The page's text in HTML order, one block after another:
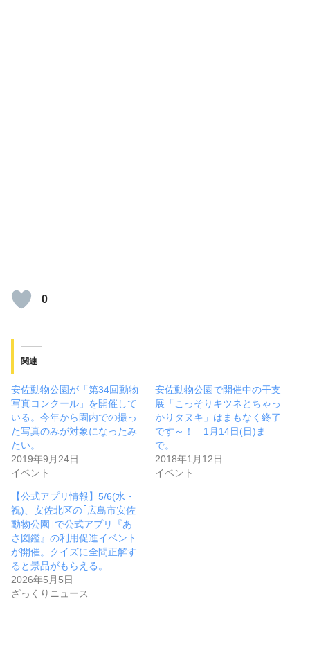
0
関連
安佐動物公園が「第34回動物
写真コンクール」を開催して
いる。今年から園内での撮っ
た写真のみが対象になったみ
たい。
2019年9月24日
イベント
安佐動物公園で開催中の干支
展「こっそりキツネとちゃっ
かりタヌキ」はまもなく終了
です～！ 1月14日(日)ま
で。
2018年1月12日
イベント
【公式アプリ情報】5/6(水・
祝)、安佐北区の｢広島市安佐
動物公園｣で公式アプリ『あ
さ図鑑』の利用促進イベント
が開催。クイズに全問正解す
ると景品がもらえる。
2026年5月5日
ざっくりニュース